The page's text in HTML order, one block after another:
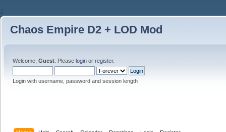
2
Chaos Empire D2 + LOD Mod
Welcome, Guest . Please login or register.
Login with username, password and session length